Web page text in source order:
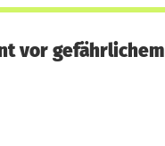
vor gefährlichem